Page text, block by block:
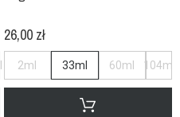
26,00 zł
2ml 33ml 60ml 104ml